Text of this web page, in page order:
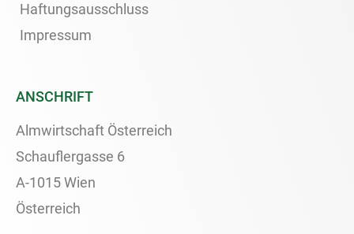
Haftungsausschluss
Impressum
ANSCHRIFT
Almwirtschaft Österreich
Schauflergasse 6
A-1015 Wien
Österreich